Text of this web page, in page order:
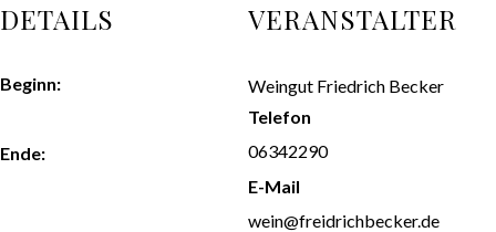
DETAILS
Beginn:
Ende:
VERANSTALTER
Weingut Friedrich Becker
Telefon
06342290
E-Mail
wein@freidrichbecker.de